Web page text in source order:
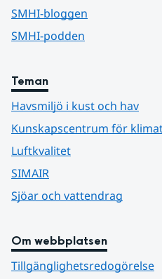
SMHI-bloggen
SMHI-podden
Teman
Havsmiljö i kust och hav
Kunskapscentrum för
Luftkvalitet
SIMAIR
Sjöar och vattendrag
Om webbplatsen
Tillgänglighetsredogörelse